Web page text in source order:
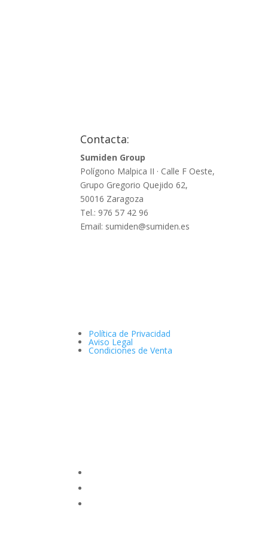
Contacta:
Sumiden Group
Polígono Malpica II · Calle F Oeste,
Grupo Gregorio Quejido 62,
50016 Zaragoza
Tel.: 976 57 42 96
Email: sumiden@sumiden.es
Política de Privacidad
Aviso Legal
Condiciones de Venta